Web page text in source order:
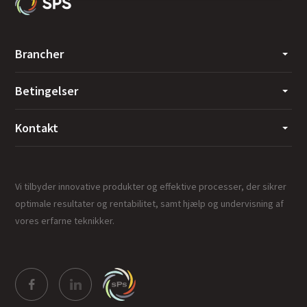
Brancher
Betingelser
Kontakt
Vi tilbyder innovative produkter og effektive processer, der sikrer
optimale resultater og rentabilitet, samt hjælp og undervisning af
vores erfarne teknikker.